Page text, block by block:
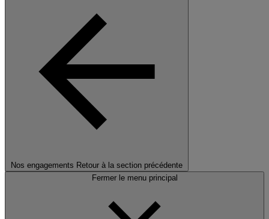
Nos engagements Retour à la section précédente
Fermer le menu principal